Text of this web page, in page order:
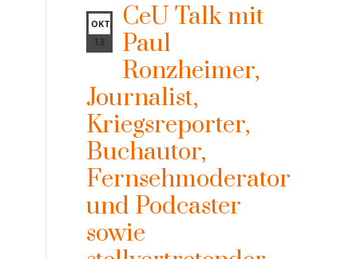
OKT.
13
CeU Talk mit
Paul
Ronzheimer,
Journalist,
Kriegsreporter,
Buchautor,
Fernsehmoderator
und Podcaster
sowie